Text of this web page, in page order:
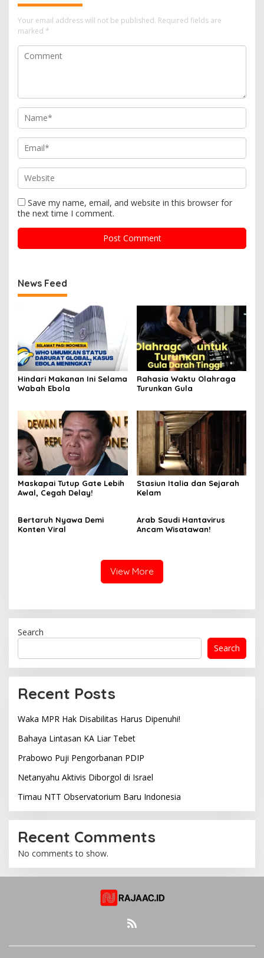
Your email address will not be published. Required fields are
marked *
Save my name, email, and website in this browser for
the next time I comment.
News Feed
Hindari Makanan Ini Selama
Wabah Ebola
Rahasia Waktu Olahraga
Turunkan Gula
Maskapai Tutup Gate Lebih
Awal, Cegah Delay!
Stasiun Italia dan Sejarah
Kelam
Bertaruh Nyawa Demi
Konten Viral
Arab Saudi Hantavirus
Ancam Wisatawan!
View More
Search
Search
Recent Posts
Waka MPR Hak Disabilitas Harus Dipenuhi!
Bahaya Lintasan KA Liar Tebet
Prabowo Puji Pengorbanan PDIP
Netanyahu Aktivis Diborgol di Israel
Timau NTT Observatorium Baru Indonesia
Recent Comments
No comments to show.